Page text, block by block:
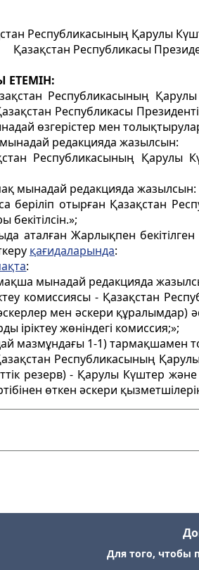
Республикасының Қарулы
Қазақстан Республикасы
ЕТЕМІН:
Республикасының
Республикасы
өзгерістер мен толықтырулар
редакцияда жазылсын:
Республикасының Қарулы
мынадай редакцияда жазылсын:
беріліп отырған Қазақстан
бекітілсін.»;
аталған Жарлықпен
қағидаларында:
:
мынадай редакцияда
комиссиясы - Қазақстан
мен әскери құралымдар)
іріктеу жөніндегі комиссия;»;
мазмұндағы 1-1) тармақшамен
Республикасының
резерв) - Қарулы Күштер
өткен әскери
Для того, чтобы